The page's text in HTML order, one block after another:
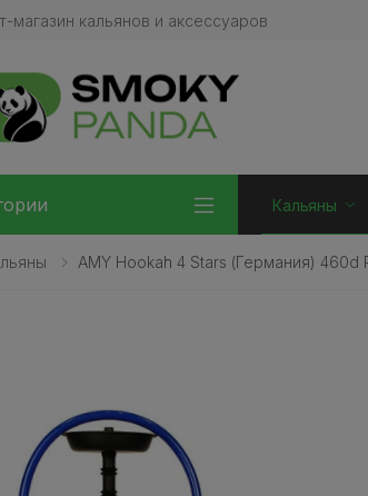
магазин кальянов и аксессуаров
Кальяны
AMY Hookah 4 Stars (Германия) 460d